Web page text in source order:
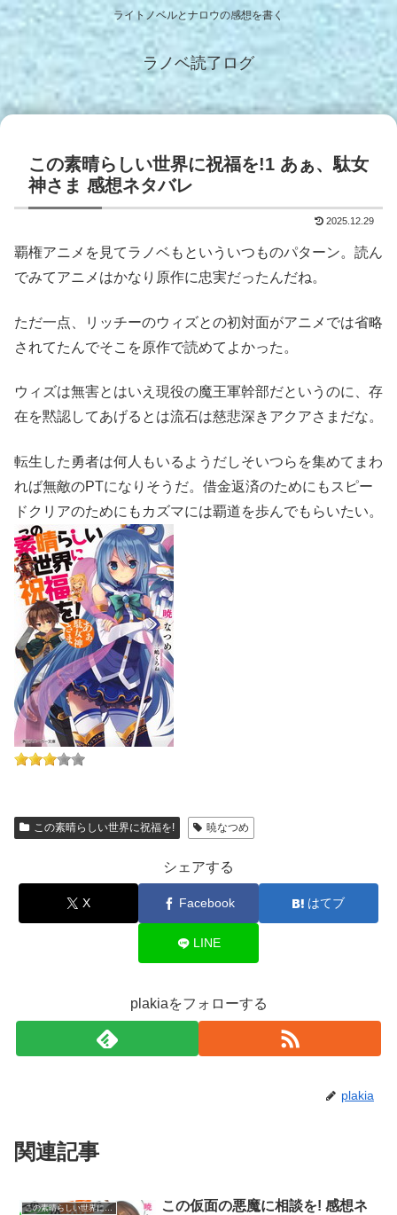
ライトノベルとナロウの感想を書く
ラノベ読了ログ
この素晴らしい世界に祝福を!1 あぁ、駄女
神さま 感想ネタバレ
2025.12.29
覇権アニメを見てラノベもといういつものパターン。読ん
でみてアニメはかなり原作に忠実だったんだね。
ただ一点、リッチーのウィズとの初対面がアニメでは省略
されてたんでそこを原作で読めてよかった。
ウィズは無害とはいえ現役の魔王軍幹部だというのに、存
在を黙認してあげるとは流石は慈悲深きアクアさまだな。
転生した勇者は何人もいるようだしそいつらを集めてまわ
れば無敵のPTになりそうだ。借金返済のためにもスピー
ドクリアのためにもカズマには覇道を歩んでもらいたい。
この素晴らしい世界に祝福を! 暁なつめ
シェアする
X Facebook はてブ
LINE
plakiaをフォローする
plakia
関連記事
この素晴らしい世界に祝福を!
この仮面の悪魔に相談を! 感想ネ